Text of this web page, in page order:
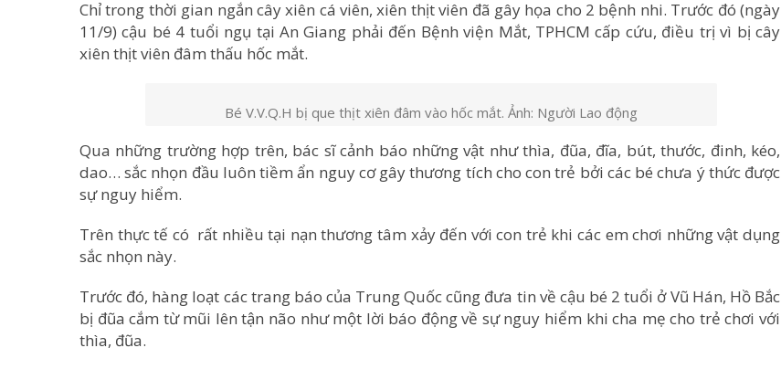
Chỉ trong thời gian ngắn cây xiên cá viên, xiên thịt viên đã gây họa cho 2 bệnh nhi. Trước đó (ngày
11/9) cậu bé 4 tuổi ngụ tại An Giang phải đến Bệnh viện Mắt, TPHCM cấp cứu, điều trị vì bị cây
xiên thịt viên đâm thấu hốc mắt.
Bé V.V.Q.H bị que thịt xiên đâm vào hốc mắt. Ảnh: Người Lao động
Qua những trường hợp trên, bác sĩ cảnh báo những vật như thìa, đũa, đĩa, bút, thước, đinh, kéo,
dao… sắc nhọn đầu luôn tiềm ẩn nguy cơ gây thương tích cho con trẻ bởi các bé chưa ý thức được
sự nguy hiểm.
Trên thực tế có rất nhiều tại nạn thương tâm xảy đến với con trẻ khi các em chơi những vật dụng
sắc nhọn này.
Trước đó, hàng loạt các trang báo của Trung Quốc cũng đưa tin về cậu bé 2 tuổi ở Vũ Hán, Hồ Bắc
bị đũa cắm từ mũi lên tận não như một lời báo động về sự nguy hiểm khi cha mẹ cho trẻ chơi với
thìa, đũa.